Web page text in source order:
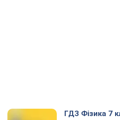
ГДЗ Фізика 7